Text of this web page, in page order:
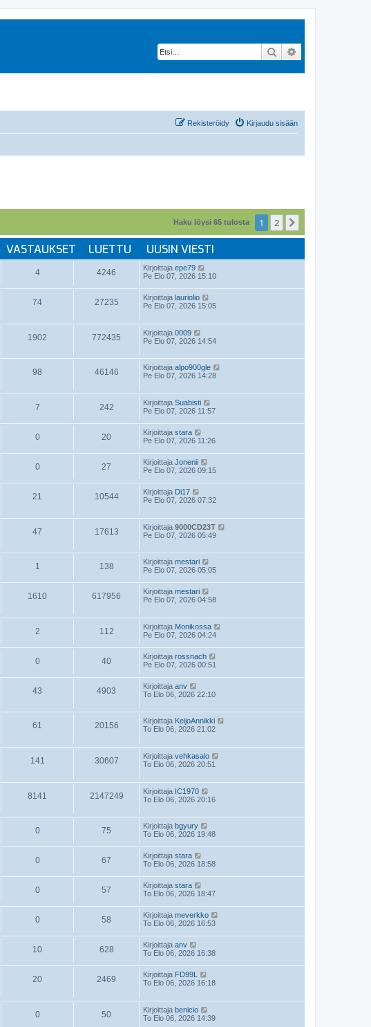
Etsi
Kirjaudu sisään
Rekisteröidy
Haku löysi 65 tulosta 1 2
VASTAUKSET LUETTU UUSIN VIESTI
4 4246 Kirjoittaja epe79
Pe Elo 07, 2026 15:10
74 27235 Kirjoittaja lauriolio
Pe Elo 07, 2026 15:05
1902 772435 Kirjoittaja 0009
Pe Elo 07, 2026 14:54
98 46146 Kirjoittaja alpo900gle
Pe Elo 07, 2026 14:28
7 242 Kirjoittaja Suabisti
Pe Elo 07, 2026 11:57
0 20 Kirjoittaja stara
Pe Elo 07, 2026 11:26
0 27 Kirjoittaja Jonenii
Pe Elo 07, 2026 09:15
21 10544 Kirjoittaja Di17
Pe Elo 07, 2026 07:32
47 17613 Kirjoittaja 9000CD23T
Pe Elo 07, 2026 05:49
1 138 Kirjoittaja mestari
Pe Elo 07, 2026 05:05
1610 617956 Kirjoittaja mestari
Pe Elo 07, 2026 04:58
2 112 Kirjoittaja Monikossa
Pe Elo 07, 2026 04:24
0 40 Kirjoittaja rossnach
Pe Elo 07, 2026 00:51
43 4903 Kirjoittaja anv
To Elo 06, 2026 22:10
61 20156 Kirjoittaja KeijoAnnikki
To Elo 06, 2026 21:02
141 30607 Kirjoittaja vehkasalo
To Elo 06, 2026 20:51
8141 2147249 Kirjoittaja IC1970
To Elo 06, 2026 20:16
0 75 Kirjoittaja bgyury
To Elo 06, 2026 19:48
0 67 Kirjoittaja stara
To Elo 06, 2026 18:58
0 57 Kirjoittaja stara
To Elo 06, 2026 18:47
0 58 Kirjoittaja meverkko
To Elo 06, 2026 16:53
10 628 Kirjoittaja anv
To Elo 06, 2026 16:38
20 2469 Kirjoittaja FD99L
To Elo 06, 2026 16:18
0 50 Kirjoittaja benicio
To Elo 06, 2026 14:39